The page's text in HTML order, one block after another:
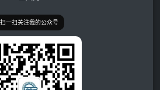
扫一扫关注我的公众号